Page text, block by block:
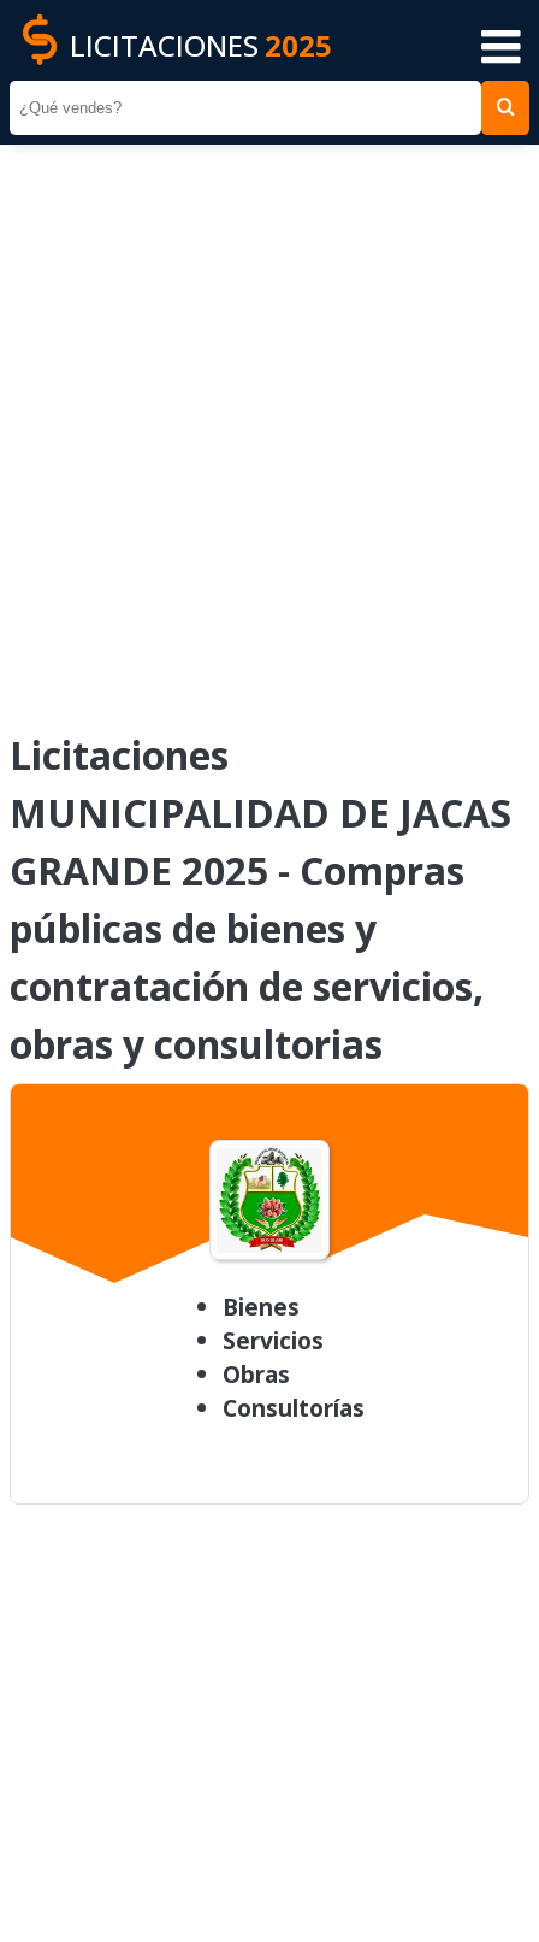
LICITACIONES 2025
Licitaciones
MUNICIPALIDAD DE JACAS
GRANDE 2025 - Compras
públicas de bienes y
contratación de servicios,
obras y consultorias
Bienes
Servicios
Obras
Consultorías